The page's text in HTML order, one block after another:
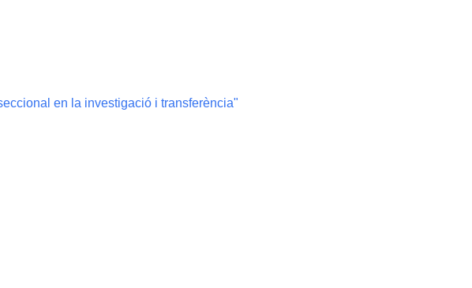
en la investigació i transferència"